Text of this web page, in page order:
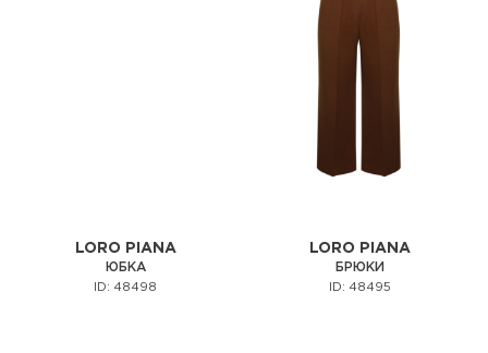
LORO PIANA
ЮБКА
ID: 48498
LORO PIANA
БРЮКИ
ID: 48495